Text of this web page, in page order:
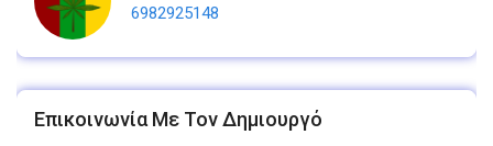
6982925148
Επικοινωνία Με Τον Δημιουργό